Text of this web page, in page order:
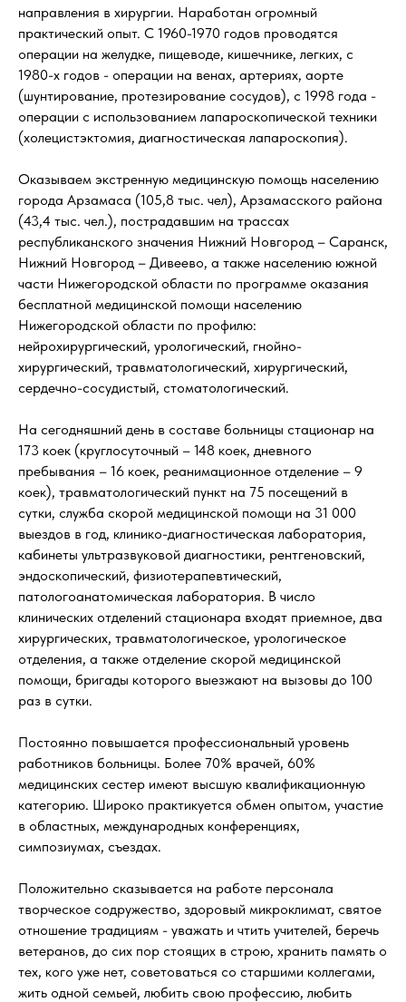
направления в хирургии. Наработан огромный
практический опыт. С 1960-1970 годов проводятся
операции на желудке, пищеводе, кишечнике, легких, с
1980-х годов - операции на венах, артериях, аорте
(шунтирование, протезирование сосудов), с 1998 года -
операции с использованием лапароскопической техники
(холецистэктомия, диагностическая лапароскопия).
Оказываем экстренную медицинскую помощь населению
города Арзамаса (105,8 тыс. чел), Арзамасского района
(43,4 тыс. чел.), пострадавшим на трассах
республиканского значения Нижний Новгород – Саранск,
Нижний Новгород – Дивеево, а также населению южной
части Нижегородской области по программе оказания
бесплатной медицинской помощи населению
Нижегородской области по профилю:
нейрохирургический, урологический, гнойно-
хирургический, травматологический, хирургический,
сердечно-сосудистый, стоматологический.
На сегодняшний день в составе больницы стационар на
173 коек (круглосуточный – 148 коек, дневного
пребывания – 16 коек, реанимационное отделение – 9
коек), травматологический пункт на 75 посещений в
сутки, служба скорой медицинской помощи на 31 000
выездов в год, клинико-диагностическая лаборатория,
кабинеты ультразвуковой диагностики, рентгеновский,
эндоскопический, физиотерапевтический,
патологоанатомическая лаборатория. В число
клинических отделений стационара входят приемное, два
хирургических, травматологическое, урологическое
отделения, а также отделение скорой медицинской
помощи, бригады которого выезжают на вызовы до 100
раз в сутки.
Постоянно повышается профессиональный уровень
работников больницы. Более 70% врачей, 60%
медицинских сестер имеют высшую квалификационную
категорию. Широко практикуется обмен опытом, участие
в областных, международных конференциях,
симпозиумах, съездах.
Положительно сказывается на работе персонала
творческое содружество, здоровый микроклимат, святое
отношение традициям - уважать и чтить учителей, беречь
ветеранов, до сих пор стоящих в строю, хранить память о
тех, кого уже нет, советоваться со старшими коллегами,
жить одной семьей, любить свою профессию, любить